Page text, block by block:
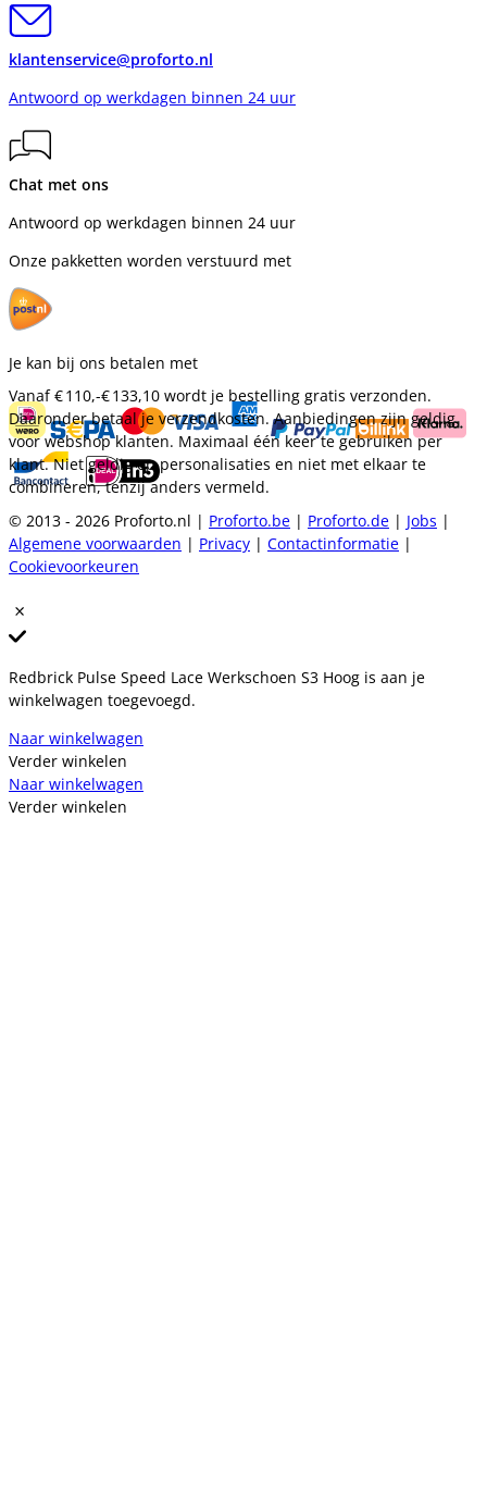
klantenservice@proforto.nl
Antwoord op werkdagen binnen 24 uur
Chat met ons
Antwoord op werkdagen binnen 24 uur
Onze pakketten worden verstuurd met
Je kan bij ons betalen met
Vanaf€ 110,-€ 133,10 wordt je bestelling gratis verzonden.
Daaronder betaal je verzendkosten. Aanbiedingen zijn geldig
voor webshop klanten. Maximaal één keer te gebruiken per
klant. Niet geldig op personalisaties en niet met elkaar te
combineren, tenzij anders vermeld.
© 2013 - 2026 Proforto.nl | Proforto.be | Proforto.de | Jobs |
Algemene voorwaarden | Privacy | Contactinformatie |
Cookievoorkeuren
Redbrick Pulse Speed Lace Werkschoen S3 Hoog is aan je
winkelwagen toegevoegd.
Naar winkelwagen
Verder winkelen
Naar winkelwagen
Verder winkelen